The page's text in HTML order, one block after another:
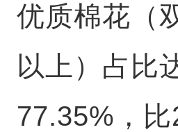
优质棉花（
以上）占比
77.35%，